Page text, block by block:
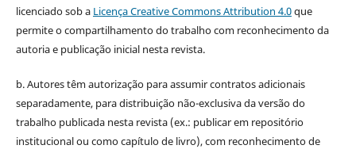
licenciado sob a Licença Creative Commons Attribution 4.0que
permite o compartilhamento do trabalho com reconhecimento da
autoria e publicação inicial nesta revista.
b. Autores têm autorização para assumir contratos adicionais
separadamente, para distribuição não-exclusiva da versão do
trabalho publicada nesta revista (ex.: publicar em repositório
institucional ou como capítulo de livro), com reconhecimento de